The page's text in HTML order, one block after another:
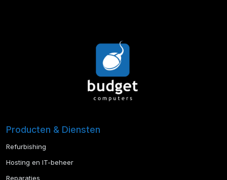
Producten & Diensten
Refurbishing
Hosting en IT-beheer
Reparaties